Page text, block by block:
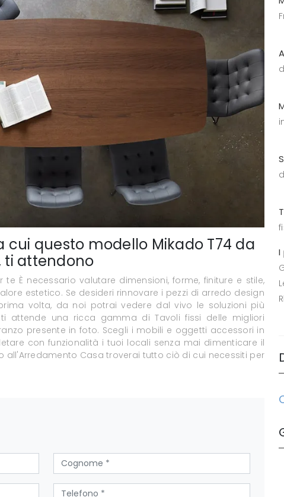
cui questo modello Mikado T74 da
ti attendono
È necessario valutare dimensioni, forme, finiture e stile,
estetico. Se desideri rinnovare i pezzi di arredo design
volta, da noi potrai vedere dal vivo le soluzioni più
attende una ricca gamma di Tavoli fissi delle migliori
presente in foto. Scegli i mobili e oggetti accessori in
con funzionalità i tuoi locali senza mai dimenticare il
all'Arredamento Casa troverai tutto ciò di cui necessiti per
I